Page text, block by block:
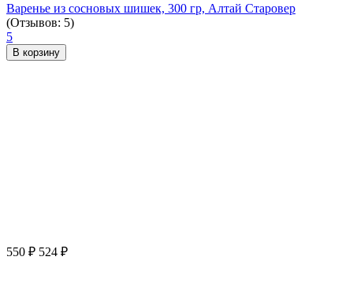
Варенье из сосновых шишек, 300 гр, Алтай Старовер
(Отзывов: 5)
5
В корзину
550 ₽ 524 ₽